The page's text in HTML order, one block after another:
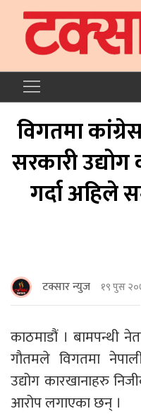
विगतमा
सरकारी
गर्दा अहिले
टक्सार न्युज १९ पुस
काठमाडौं । बामपन्थी
गौतमले विगतमा
उद्योग कारखानाहरु
आरोप लगाएका छन् ।